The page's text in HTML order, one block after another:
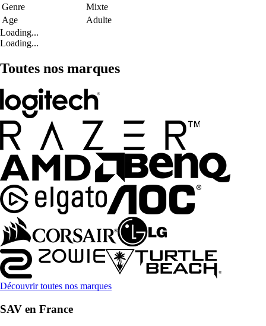
Genre
Mixte
Age
Adulte
Loading...
Loading...
Toutes nos marques
Découvrir toutes nos marques
SAV en France